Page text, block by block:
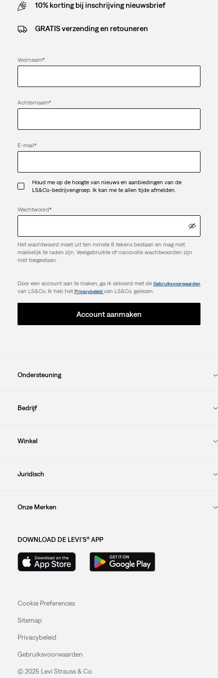
10% korting bij inschrijving nieuwsbrief
GRATIS verzending en retouneren
Voornaam*
Achternaam*
E-mail*
Houd me op de hoogte van nieuws en aanbiedingen van de
LS&Co.-bedrijvengroep. Ik kan me te allen tijde afmelden.
Wachtwoord*
Het wachtwoord moet uit ten minste 8 tekens bestaan en mag niet
makkelijk te raden zijn. Veelgebruikte of risicovolle wachtwoorden zijn
niet toegestaan.
Door een account aan te maken, ga ik akkoord met de Gebruiksvoorwaarden
van LS&Co. Ik heb hetPrivacybeleid van LS&Co. gelezen.
Account aanmaken
Ondersteuning
Bedrijf
Winkel
Juridisch
Onze Merken
DOWNLOAD DE LEVI'S® APP
Cookie Preferences
Sitemap
Privacybeleid
Gebruiksvoorwaarden
© 2025 Levi Strauss & Co.